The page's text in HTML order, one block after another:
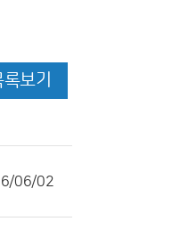
보기
06/02